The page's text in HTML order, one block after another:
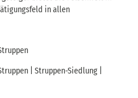
in allen
| Struppen-Siedlung |